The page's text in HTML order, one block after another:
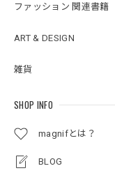
ファッション 関連書籍
ART & DESIGN
雑貨
SHOP INFO
magnifとは？
BLOG